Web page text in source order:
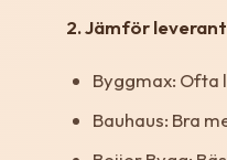
2. Jämför
Byggmax: Ofta
Bauhaus: Bra